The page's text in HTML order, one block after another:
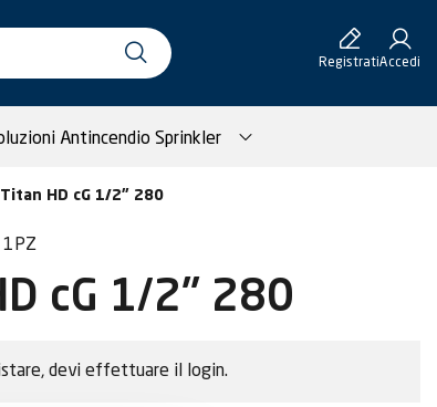
RegistratiAccedi
Antincendio Sprinkler
HD cG 1/2" 280
1PZ
cG 1/2" 280
devi effettuare il login.